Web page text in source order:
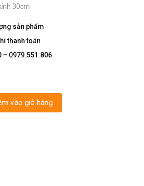
30cm
sản phẩm
thanh toán
– 0979.551.806
vào giỏ hàng